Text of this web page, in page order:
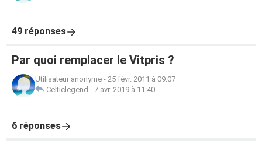
49 réponses
Par quoi remplacer le Vitpris ?
Utilisateur anonyme - 25 févr. 2011 à 09:07
Celticlegend - 7 avr. 2019 à 11:40
6 réponses